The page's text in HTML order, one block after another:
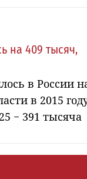
на 409 тысяч,
в России
в 2015
− 391 тысяча